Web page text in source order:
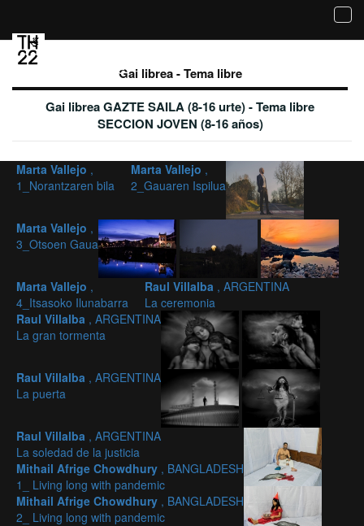
- Tema libreGai librea - Tema libre
Gai librea GAZTE SAILA (8-16 urte) - Tema libre
SECCION JOVEN (8-16 años)
Marta Vallejo ,
1_Norantzaren bila
Marta Vallejo ,
2_Gauaren Ispilua
Marta Vallejo ,
3_Otsoen Gaua
Marta Vallejo ,
4_Itsasoko Ilunabarra
Raul Villalba , ARGENTINA
La ceremonia
Raul Villalba , ARGENTINA
La gran tormenta
Raul Villalba , ARGENTINA
La puerta
Raul Villalba , ARGENTINA
La soledad de la justicia
Mithail Afrige Chowdhury , BANGLADESH
1_ Living long with pandemic
Mithail Afrige Chowdhury , BANGLADESH
2_ Living long with pandemic